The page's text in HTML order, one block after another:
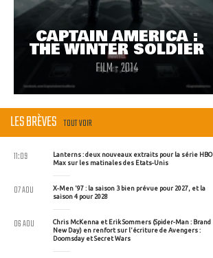
CAPTAIN AMERICA :
THE WINTER SOLDIER
FILM - 2014
LES BRÈVES TOUT VOIR
Lanterns : deux nouveaux extraits pour la série HBO
Max sur les matinales des Etats-Unis
11:09
X-Men '97 : la saison 3 bien prévue pour 2027, et la
saison 4 pour 2028
07 AOU
Chris McKenna et Erik Sommers (Spider-Man : Brand
New Day) en renfort sur l'écriture de Avengers :
Doomsday et Secret Wars
06 AOU